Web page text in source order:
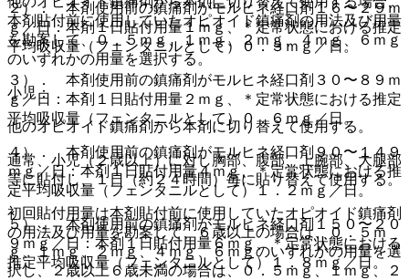
２）． 本剤使用前の鎮痛剤がモルヒネ経口剤１６〜２９ｍ
ｇ／日：本剤１日貼付用量１ｍｇ、＊定常状態における推定
平均吸収量（フェンタニルとして）０．３ｍｇ／日。
３）． 本剤使用前の鎮痛剤がモルヒネ経口剤３０〜８９ｍ
ｇ／日：本剤１日貼付用量２ｍｇ、＊定常状態における推定
平均吸収量（フェンタニルとして）０．６ｍｇ／日。
４）． 本剤使用前の鎮痛剤がモルヒネ経口剤９０〜１４９
ｍｇ／日：本剤１日貼付用量４ｍｇ、＊定常状態における推
定平均吸収量（フェンタニルとして）１．２ｍｇ／日。
５）． 本剤使用前の鎮痛剤がモルヒネ経口剤１５０〜２０
９ｍｇ／日：本剤１日貼付用量６ｍｇ、＊定常状態における
推定平均吸収量（フェンタニルとして）１．８ｍｇ／日。
本剤貼付前に使用していたオピオイド鎮痛剤の用法及び用量
を勘案して、０．５ｍｇ、１ｍｇ、２ｍｇ、４ｍｇ、６ｍｇ
のいずれかの用量を選択する。
小児：
他のオピオイド鎮痛剤から本剤に切り替えて使用する。
通常、小児（２歳以上）に対し胸部、腹部、上腕部、大腿部
等に貼付し、１日（約２４時間）毎に貼り替えて使用する。
初回貼付用量は本剤貼付前に使用していたオピオイド鎮痛剤
の用法及び用量を勘案して、６歳以上の場合は、０．５ｍ
ｇ、１ｍｇ、２ｍｇ、４ｍｇ、６ｍｇのいずれかの用量を選
択し、２歳以上６歳未満の場合は、０．５ｍｇ、１ｍｇ、２